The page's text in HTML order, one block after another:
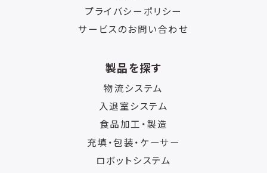
プライバシーポリシー
サービスのお問い合わせ
製品を探す
物流システム
入退室システム
食品加工・製造
充填・包装・ケーサー
ロボットシステム